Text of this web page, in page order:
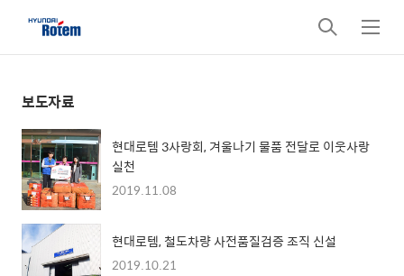
검
색
메
뉴
보도자료
현대로템 3사랑회, 겨울나기 물품 전달로 이웃사랑
실천
2019.11.08
현대로템, 철도차량 사전품질검증 조직 신설
2019.10.21